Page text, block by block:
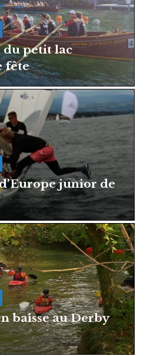
du petit lac
fête
junior de
baisse au Derby